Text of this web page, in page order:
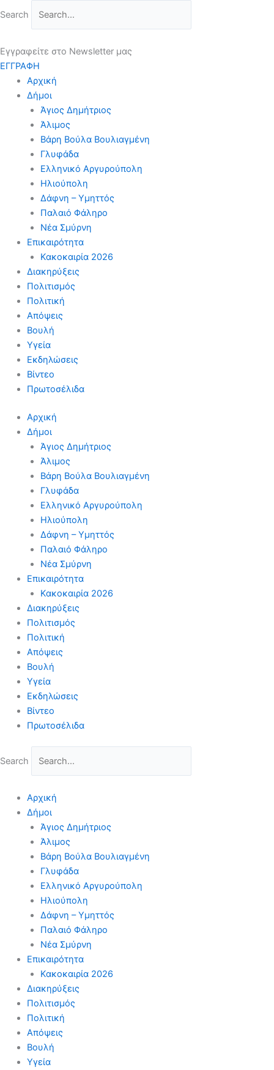
στο
Search
Εγγραφείτε στο Newsletter μας
ΕΓΓΡΑΦΗ
Αρχική
Δήμοι
Άγιος Δημήτριος
Άλιμος
Βάρη Βούλα Βουλιαγμένη
Γλυφάδα
Ελληνικό Αργυρούπολη
Ηλιούπολη
Δάφνη – Υμηττός
Παλαιό Φάληρο
Νέα Σμύρνη
Επικαιρότητα
Κακοκαιρία 2026
Διακηρύξεις
Πολιτισμός
Πολιτική
Απόψεις
Βουλή
Υγεία
Εκδηλώσεις
Βίντεο
Πρωτοσέλιδα
Αρχική
Δήμοι
Άγιος Δημήτριος
Άλιμος
Βάρη Βούλα Βουλιαγμένη
Γλυφάδα
Ελληνικό Αργυρούπολη
Ηλιούπολη
Δάφνη – Υμηττός
Παλαιό Φάληρο
Νέα Σμύρνη
Επικαιρότητα
Κακοκαιρία 2026
Διακηρύξεις
Πολιτισμός
Πολιτική
Απόψεις
Βουλή
Υγεία
Εκδηλώσεις
Βίντεο
Πρωτοσέλιδα
Search
Αρχική
Δήμοι
Άγιος Δημήτριος
Άλιμος
Βάρη Βούλα Βουλιαγμένη
Γλυφάδα
Ελληνικό Αργυρούπολη
Ηλιούπολη
Δάφνη – Υμηττός
Παλαιό Φάληρο
Νέα Σμύρνη
Επικαιρότητα
Κακοκαιρία 2026
Διακηρύξεις
Πολιτισμός
Πολιτική
Απόψεις
Βουλή
Υγεία